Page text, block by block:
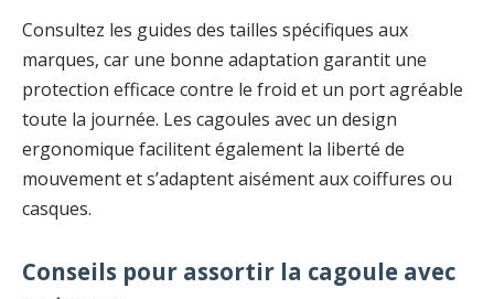
Consultez les guides des tailles spécifiques aux
marques, car une bonne adaptation garantit une
protection efficace contre le froid et un port agréable
toute la journée. Les cagoules avec un design
ergonomique facilitent également la liberté de
mouvement et s’adaptent aisément aux coiffures ou
casques.
Conseils pour assortir la cagoule avec